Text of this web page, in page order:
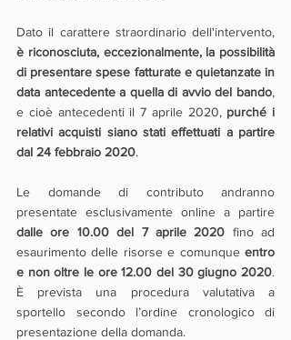
è riconosciuta, eccezionalmente, la possibilità
di presentare spese fatturate e quietanzate in
data antecedente a quella di avvio del bando,
e cioè antecedenti il 7 aprile 2020, purché i
relativi acquisti siano stati effettuati a partire
dal 24 febbraio 2020.
Le domande di contributo andranno
dalle ore 10.00 del 7 aprile 2020 fino ad
esaurimento delle risorse e comunque entro
e non oltre le ore 12.00 del 30 giugno 2020.
È prevista una procedura valutativa a
sportello secondo l’ordine cronologico di
presentazione della domanda.